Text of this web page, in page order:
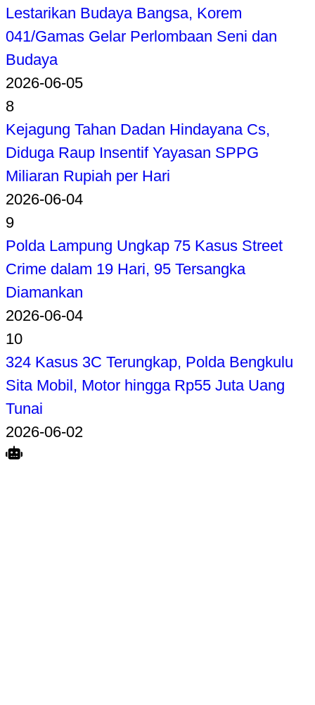
Lestarikan Budaya Bangsa, Korem
041/Gamas Gelar Perlombaan Seni dan
Budaya
2026-06-05
8
Kejagung Tahan Dadan Hindayana Cs,
Diduga Raup Insentif Yayasan SPPG
Miliaran Rupiah per Hari
2026-06-04
9
Polda Lampung Ungkap 75 Kasus Street
Crime dalam 19 Hari, 95 Tersangka
Diamankan
2026-06-04
10
324 Kasus 3C Terungkap, Polda Bengkulu
Sita Mobil, Motor hingga Rp55 Juta Uang
Tunai
2026-06-02